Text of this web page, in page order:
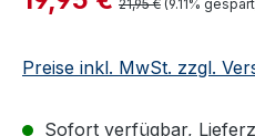
21,95 € (9.11%
Preise inkl. MwSt. zzgl.
Sofort verfügbar,